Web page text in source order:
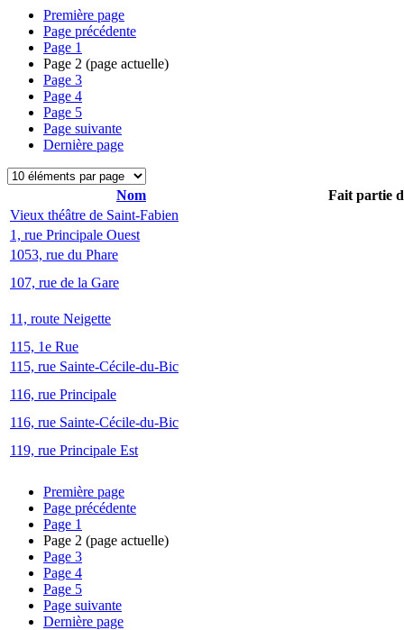
Première page
Page précédente
Page 1
Page 2 (page actuelle)
Page 3
Page 4
Page 5
Page suivante
Dernière page
Nom
Fait partie
Vieux théâtre de Saint-Fabien
1, rue Principale Ouest
1053, rue du Phare
107, rue de la Gare
11, route Neigette
115, 1e Rue
115, rue Sainte-Cécile-du-Bic
116, rue Principale
116, rue Sainte-Cécile-du-Bic
119, rue Principale Est
Première page
Page précédente
Page 1
Page 2 (page actuelle)
Page 3
Page 4
Page 5
Page suivante
Dernière page